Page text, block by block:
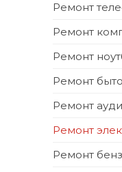
Ремонт
Ремонт
Ремонт
Ремонт
Ремонт
Ремонт
Ремонт